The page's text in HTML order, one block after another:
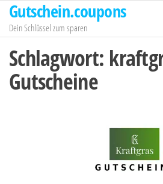
Zum
Inhalt
springen
Gutschein.coupons
Dein Schlüssel zum sparen
Schlagwort:
Gutscheine